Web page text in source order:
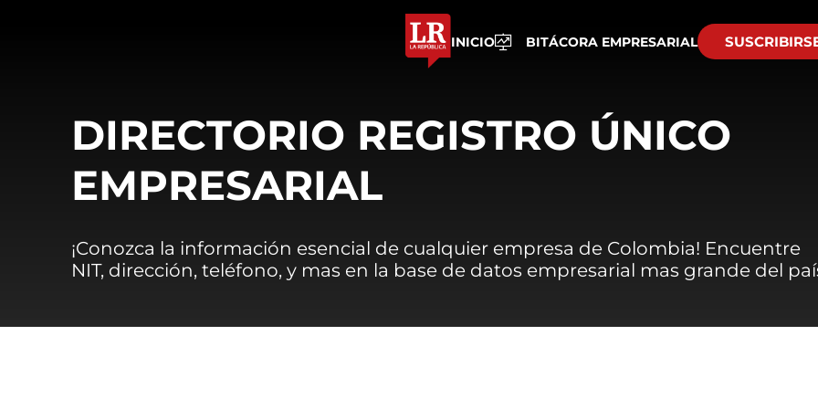
INICIO BITÁCORA EMPRESARIAL
DIRECTORIO REGISTRO ÚNICO
EMPRESARIAL
¡Conozca la información esencial de cualquier empresa de Colombia! Encuentre
NIT, dirección, teléfono, y mas en la base de datos empresarial mas grande del